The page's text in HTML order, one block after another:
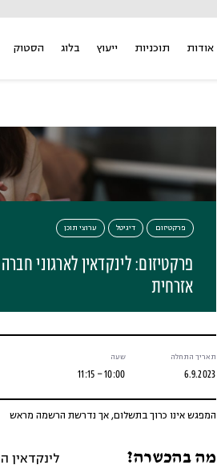
אודות תוכניות ייעוץ בלוג הסטוק
פרקטיזום דיגיטל ערוצי תוכן
פרקטיזום: לינקדאין לארגוני חברה
אזרחית
תאריך התחלה
6.9.2023
שעה
10:00 – 11:15
המפגש אינו כרוך בתשלום, אך נדרשת הרשמה מראש
מה בהכשרה?
לינקדאין